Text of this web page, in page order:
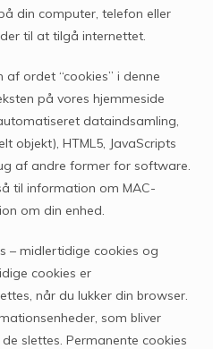
din computer, telefon eller
til at tilgå internettet.
ordet “cookies” i denne
på vores hjemmeside
dataindsamling,
objekt), HTML5, JavaScripts
af andre former for software.
til information om MAC-
om din enhed.
– midlertidige cookies og
cookies er
når du lukker din browser.
som bliver
slettes. Permanente cookies